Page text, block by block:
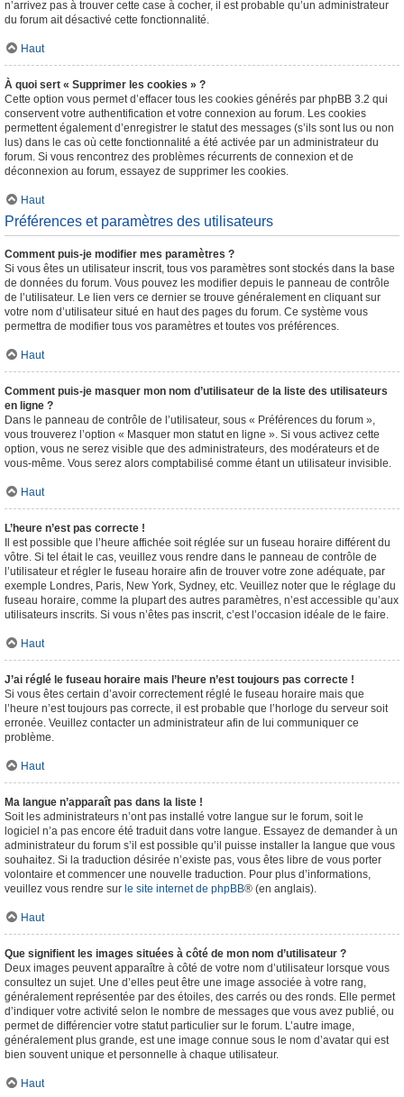
n’arrivez pas à trouver cette case à cocher, il est probable qu’un administrateur
du forum ait désactivé cette fonctionnalité.
Haut
À quoi sert « Supprimer les cookies » ?
Cette option vous permet d’effacer tous les cookies générés par phpBB 3.2 qui
conservent votre authentification et votre connexion au forum. Les cookies
permettent également d’enregistrer le statut des messages (s’ils sont lus ou non
lus) dans le cas où cette fonctionnalité a été activée par un administrateur du
forum. Si vous rencontrez des problèmes récurrents de connexion et de
déconnexion au forum, essayez de supprimer les cookies.
Haut
Préférences et paramètres des utilisateurs
Comment puis-je modifier mes paramètres ?
Si vous êtes un utilisateur inscrit, tous vos paramètres sont stockés dans la base
de données du forum. Vous pouvez les modifier depuis le panneau de contrôle
de l’utilisateur. Le lien vers ce dernier se trouve généralement en cliquant sur
votre nom d’utilisateur situé en haut des pages du forum. Ce système vous
permettra de modifier tous vos paramètres et toutes vos préférences.
Haut
Comment puis-je masquer mon nom d’utilisateur de la liste des utilisateurs
en ligne ?
Dans le panneau de contrôle de l’utilisateur, sous « Préférences du forum »,
vous trouverez l’option « Masquer mon statut en ligne ». Si vous activez cette
option, vous ne serez visible que des administrateurs, des modérateurs et de
vous-même. Vous serez alors comptabilisé comme étant un utilisateur invisible.
Haut
L’heure n’est pas correcte !
Il est possible que l’heure affichée soit réglée sur un fuseau horaire différent du
vôtre. Si tel était le cas, veuillez vous rendre dans le panneau de contrôle de
l’utilisateur et régler le fuseau horaire afin de trouver votre zone adéquate, par
exemple Londres, Paris, New York, Sydney, etc. Veuillez noter que le réglage du
fuseau horaire, comme la plupart des autres paramètres, n’est accessible qu’aux
utilisateurs inscrits. Si vous n’êtes pas inscrit, c’est l’occasion idéale de le faire.
Haut
J’ai réglé le fuseau horaire mais l’heure n’est toujours pas correcte !
Si vous êtes certain d’avoir correctement réglé le fuseau horaire mais que
l’heure n’est toujours pas correcte, il est probable que l’horloge du serveur soit
erronée. Veuillez contacter un administrateur afin de lui communiquer ce
problème.
Haut
Ma langue n’apparaît pas dans la liste !
Soit les administrateurs n’ont pas installé votre langue sur le forum, soit le
logiciel n’a pas encore été traduit dans votre langue. Essayez de demander à un
administrateur du forum s’il est possible qu’il puisse installer la langue que vous
souhaitez. Si la traduction désirée n’existe pas, vous êtes libre de vous porter
volontaire et commencer une nouvelle traduction. Pour plus d’informations,
veuillez vous rendre sur le site internet de phpBB® (en anglais).
Haut
Que signifient les images situées à côté de mon nom d’utilisateur ?
Deux images peuvent apparaître à côté de votre nom d’utilisateur lorsque vous
consultez un sujet. Une d’elles peut être une image associée à votre rang,
généralement représentée par des étoiles, des carrés ou des ronds. Elle permet
d’indiquer votre activité selon le nombre de messages que vous avez publié, ou
permet de différencier votre statut particulier sur le forum. L’autre image,
généralement plus grande, est une image connue sous le nom d’avatar qui est
bien souvent unique et personnelle à chaque utilisateur.
Haut